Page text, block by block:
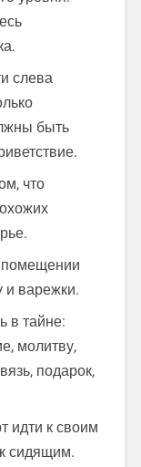
слева
быть
что
и варежки.
в тайне:
молитву,
подарок,
идти к своим
сидящим.